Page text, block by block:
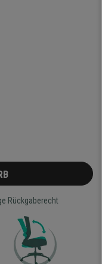
Rückgaberecht